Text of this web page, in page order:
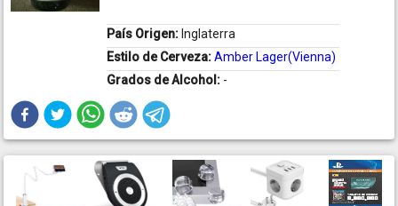
País Origen: Inglaterra
Estilo de Cerveza:Amber Lager(Vienna)
Grados de Alcohol: -